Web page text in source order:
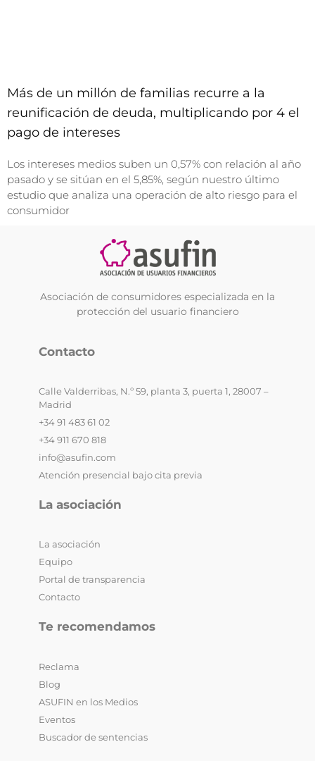
Más de un millón de familias recurre a la
reunificación de deuda, multiplicando por 4 el
pago de intereses
Los intereses medios suben un 0,57% con relación al año
pasado y se sitúan en el 5,85%, según nuestro último
estudio que analiza una operación de alto riesgo para el
consumidor
Asociación de consumidores especializada en la
protección del usuario financiero
Contacto
Calle Valderribas, N.º 59, planta 3, puerta 1, 28007 –
Madrid
+34 91 483 61 02
+34 911 670 818
info@asufin.com
Atención presencial bajo cita previa
La asociación
La asociación
Equipo
Portal de transparencia
Contacto
Te recomendamos
Reclama
Blog
ASUFIN en los Medios
Eventos
Buscador de sentencias